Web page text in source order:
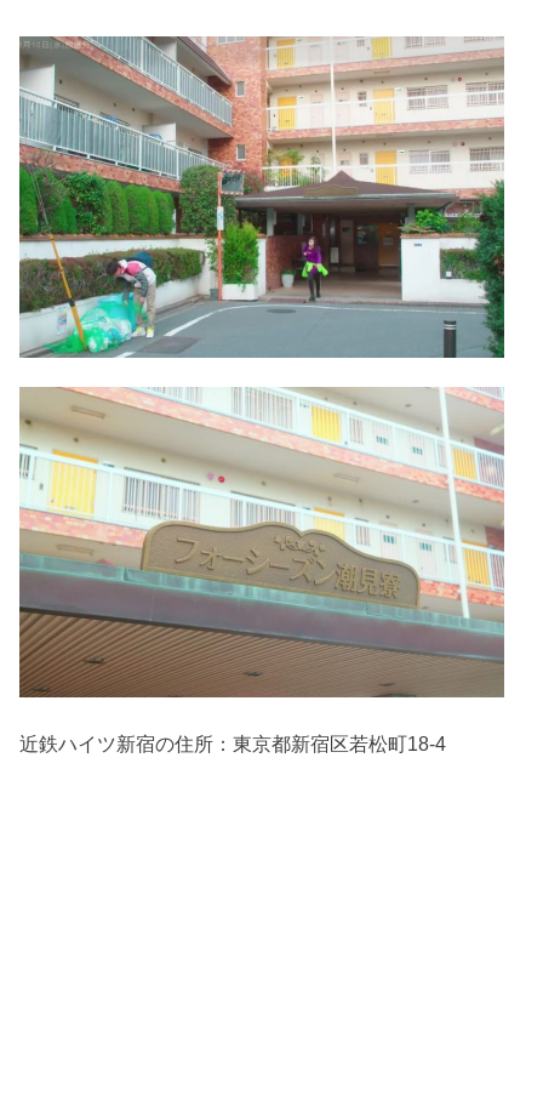
近鉄ハイツ新宿の住所：東京都新宿区若松町18-4